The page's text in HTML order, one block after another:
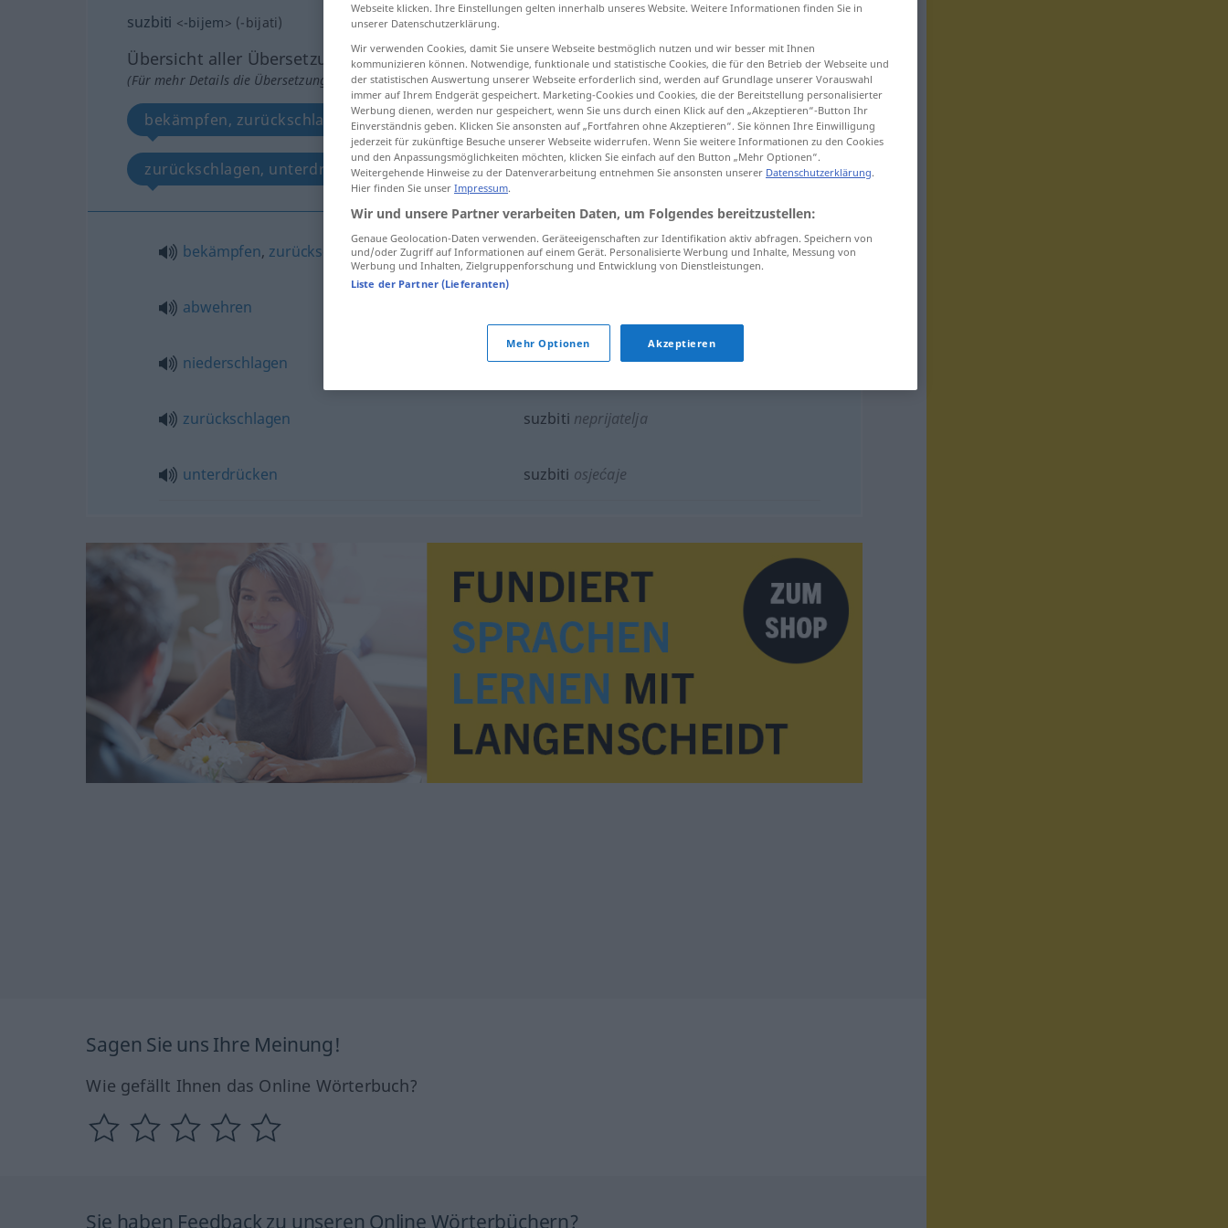
suzbiti <-bijem> (-bijati)
Übersicht aller Übersetzungen
(Für mehr Details die Übersetzung anklicken/antippen)
bekämpfen, zurückschlagen, abwehren, niederschlagen
zurückschlagen, unterdrücken
bekämpfen, zurückschlagen suzbiti
abwehren
niederschlagen suzbitibunu
zurückschlagen suzbiti neprijatelja
unterdrücken suzbiti osjećaje
Sagen Sie uns Ihre Meinung!
Wie gefällt Ihnen das Online Wörterbuch?
Sie haben Feedback zu unseren Online Wörterbüchern?
Webseite klicken. Ihre Einstellungen gelten innerhalb unseres Website. Weitere Informationen finden Sie in
unserer Datenschutzerklärung.
Wir verwenden Cookies, damit Sie unsere Webseite bestmöglich nutzen und wir besser mit Ihnen
kommunizieren können. Notwendige, funktionale und statistische Cookies, die für den Betrieb der Webseite und
der statistischen Auswertung unserer Webseite erforderlich sind, werden auf Grundlage unserer Vorauswahl
immer auf Ihrem Endgerät gespeichert. Marketing-Cookies und Cookies, die der Bereitstellung personalisierter
Werbung dienen, werden nur gespeichert, wenn Sie uns durch einen Klick auf den „Akzeptieren“-Button Ihr
Einverständnis geben. Klicken Sie ansonsten auf „Fortfahren ohne Akzeptieren“. Sie können Ihre Einwilligung
jederzeit für zukünftige Besuche unserer Webseite widerrufen. Wenn Sie weitere Informationen zu den Cookies
und den Anpassungsmöglichkeiten möchten, klicken Sie einfach auf den Button „Mehr Optionen“.
Weitergehende Hinweise zu der Datenverarbeitung entnehmen Sie ansonsten unserer Datenschutzerklärung.
Hier finden Sie unser Impressum.
Wir und unsere Partner verarbeiten Daten, um Folgendes bereitzustellen:
Genaue Geolocation-Daten verwenden. Geräteeigenschaften zur Identifikation aktiv abfragen. Speichern von
und/oder Zugriff auf Informationen auf einem Gerät. Personalisierte Werbung und Inhalte, Messung von
Werbung und Inhalten, Zielgruppenforschung und Entwicklung von Dienstleistungen.
Liste der Partner (Lieferanten)
Mehr Optionen Akzeptieren